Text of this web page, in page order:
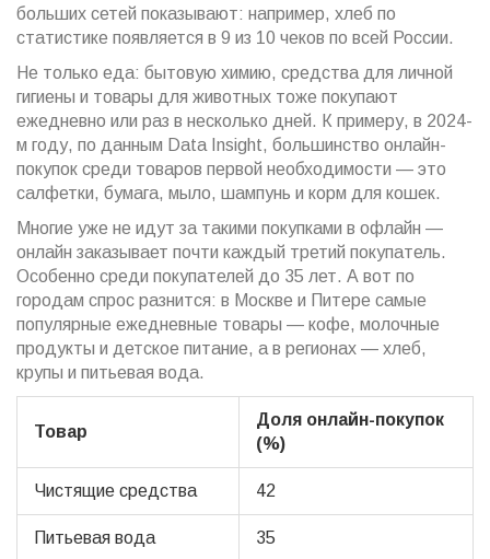
больших сетей показывают: например, хлеб по
статистике появляется в 9 из 10 чеков по всей России.
Не только еда: бытовую химию, средства для личной
гигиены и товары для животных тоже покупают
ежедневно или раз в несколько дней. К примеру, в 2024-
м году, по данным Data Insight, большинство онлайн-
покупок среди товаров первой необходимости — это
салфетки, бумага, мыло, шампунь и корм для кошек.
Многие уже не идут за такими покупками в офлайн —
онлайн заказывает почти каждый третий покупатель.
Особенно среди покупателей до 35 лет. А вот по
городам спрос разнится: в Москве и Питере самые
популярные ежедневные товары — кофе, молочные
продукты и детское питание, а в регионах — хлеб,
крупы и питьевая вода.
Товар
Доля онлайн-покупок
(%)
Чистящие средства 42
Питьевая вода 35